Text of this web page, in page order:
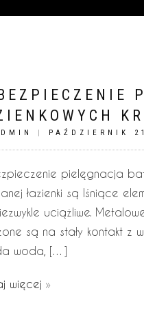
| PAŹDZIERNIK
pielęgnacja
łazienki są lśniące
uciążliwe.
są na stały kontakt z
woda, […]
więcej